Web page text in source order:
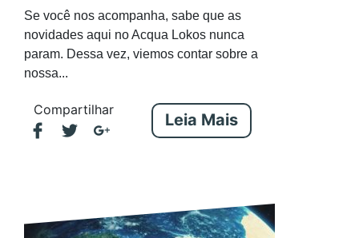
Se você nos acompanha, sabe que as
novidades aqui no Acqua Lokos nunca
param. Dessa vez, viemos contar sobre a
nossa...
Compartilhar
Leia Mais